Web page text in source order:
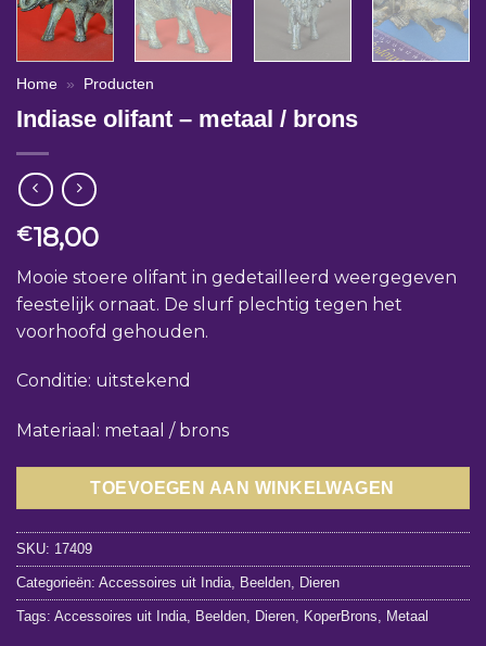
Home » Producten
Indiase olifant – metaal / brons
€18,00
Mooie stoere olifant in gedetailleerd weergegeven
feestelijk ornaat. De slurf plechtig tegen het
voorhoofd gehouden.
Conditie: uitstekend
Materiaal: metaal / brons
TOEVOEGEN AAN WINKELWAGEN
SKU: 17409
Categorieën: Accessoires uit India Beelden Dieren
Tags: Accessoires uit India Beelden Dieren KoperBrons Metaal